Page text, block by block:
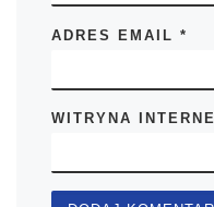
ADRES EMAIL*
WITRYNA